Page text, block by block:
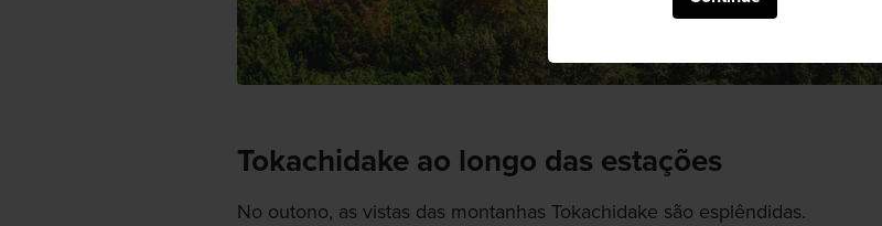
Tokachidake ao longo das estações
No outono, as vistas das montanhas Tokachidake são esplêndidas.